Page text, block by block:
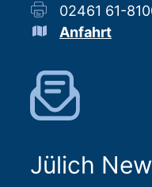
02461 61-
Anfahrt
Jülich